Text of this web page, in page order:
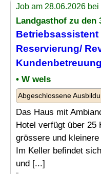
Job am 28.06.2026
Landgasthof zu den
Betriebsassistent
Reservierung/
• W wels
Abgeschlossene
Das Haus mit
Hotel verfügt über 25
grössere und
Im Keller befindet
und [...]